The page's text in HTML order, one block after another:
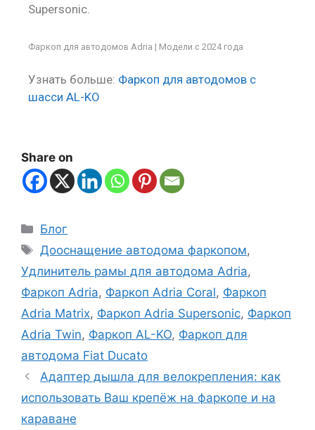
Supersonic.
Фаркоп для автодомов Adria | Модели с 2024 года
Узнать больше: Фаркоп для автодомов с
шасси AL-KO
Share on
Блог
Дооснащение автодома фаркопом,
Удлинитель рамы для автодома Adria,
Фаркоп Adria, Фаркоп Adria Coral, Фаркоп
Adria Matrix, Фаркоп Adria Supersonic, Фаркоп
Adria Twin, Фаркоп AL-KO, Фаркоп для
автодома Fiat Ducato
Адаптер дышла для велокрепления: как
использовать Ваш крепёж на фаркопе и на
караване